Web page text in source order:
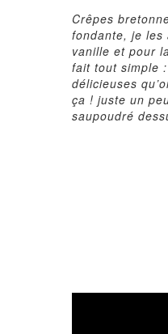
Crêpes
fondante, je les
vanille et pour
fait tout simple
délicieuses
ça ! juste un
saupoudré